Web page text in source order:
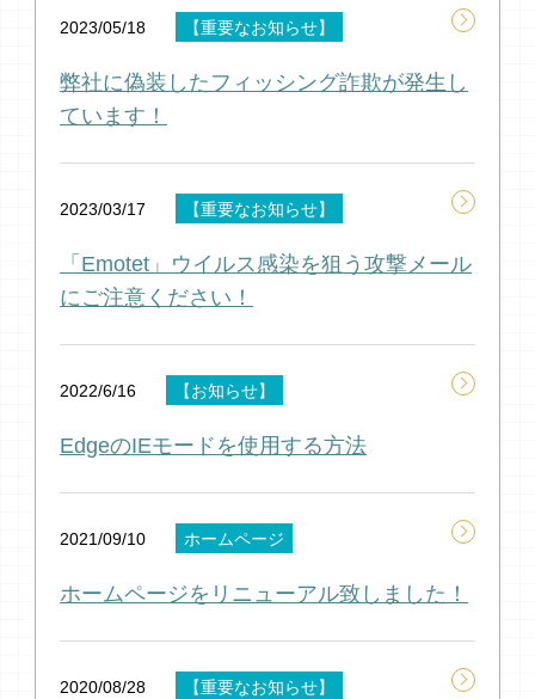
2023/05/18 【重要なお知らせ】
弊社に偽装したフィッシング詐欺が発生し
ています！
2023/03/17 【重要なお知らせ】
「Emotet」ウイルス感染を狙う攻撃メール
にご注意ください！
2022/6/16 【お知らせ】
EdgeのIEモードを使用する方法
2021/09/10 ホームページ
ホームページをリニューアル致しました！
2020/08/28 【重要なお知らせ】